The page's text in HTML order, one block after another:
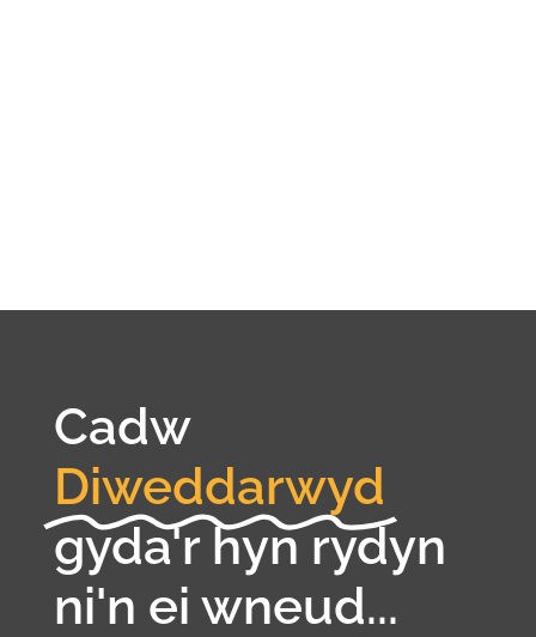
Cadw
Diweddarwyd
gyda'r hyn rydyn
ni'n ei wneud...